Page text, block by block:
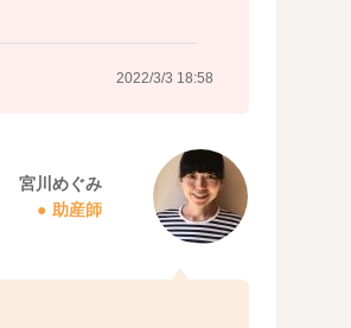
2022/3/3 18:58
宮川めぐみ
助産師